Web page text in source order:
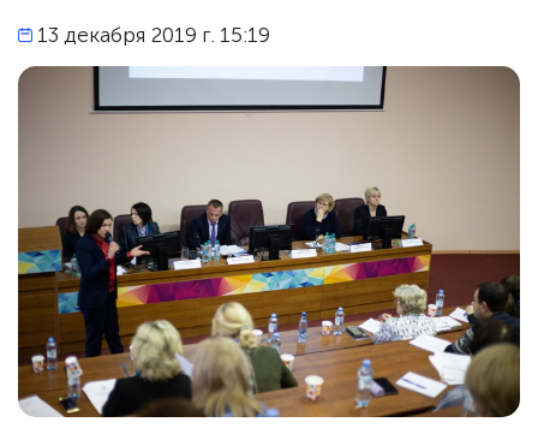
13 декабря 2019 г. 15:19